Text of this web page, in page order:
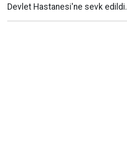
Devlet Hastanesi'ne sevk edildi.